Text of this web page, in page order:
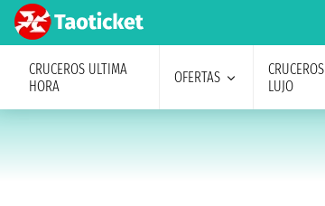
CRUCEROS ULTIMA
HORA
OFERTAS
CRUCEROS
LUJO